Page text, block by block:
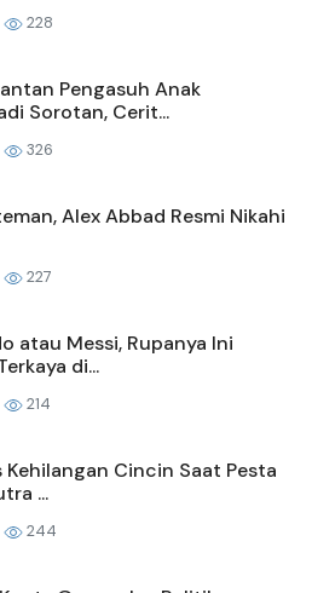
228
Pengasuh Anak
Sorotan, Cerit...
326
Alex Abbad Resmi Nikahi
227
atau Messi, Rupanya Ini
di...
214
Kehilangan Cincin Saat Pesta
...
244